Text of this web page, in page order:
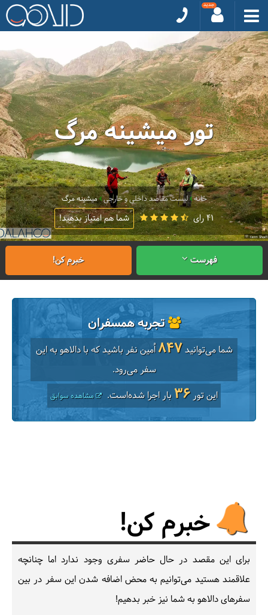
تور میشینه مرگ
خانه لیست مقاصد داخلی و خارجی میشینه مرگ
41 رای شما هم امتیاز بدهید!
فهرست خبرم کن!
تجربه همسفران
شما می‌توانید847اُمین نفر باشید که با دالاهو به این
سفر می‌رود.
این تور36بار اجرا شده‌است. مشاهده سوابق
خبرم کن!
برای این مقصد در حال حاضر سفری وجود ندارد اما چنانچه
علاقمند هستید می‌توانیم به محض اضافه شدن این سفر در بین
سفرهای دالاهو به شما نیز خبر بدهیم!